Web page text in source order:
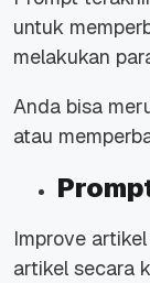
untuk
melakukan
Anda bisa
atau
Improve
artikel secara